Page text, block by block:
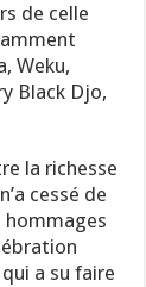
de celle
Weku,
Black Djo,
la richesse
cessé de
hommages
a su faire